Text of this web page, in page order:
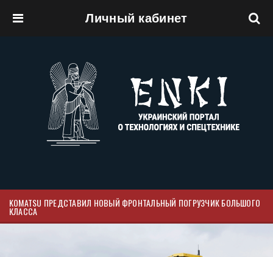
Личный кабинет
KOMATSU ПРЕДСТАВИЛ НОВЫЙ ФРОНТАЛЬНЫЙ ПОГРУЗЧИК БОЛЬШОГО
КЛАССА